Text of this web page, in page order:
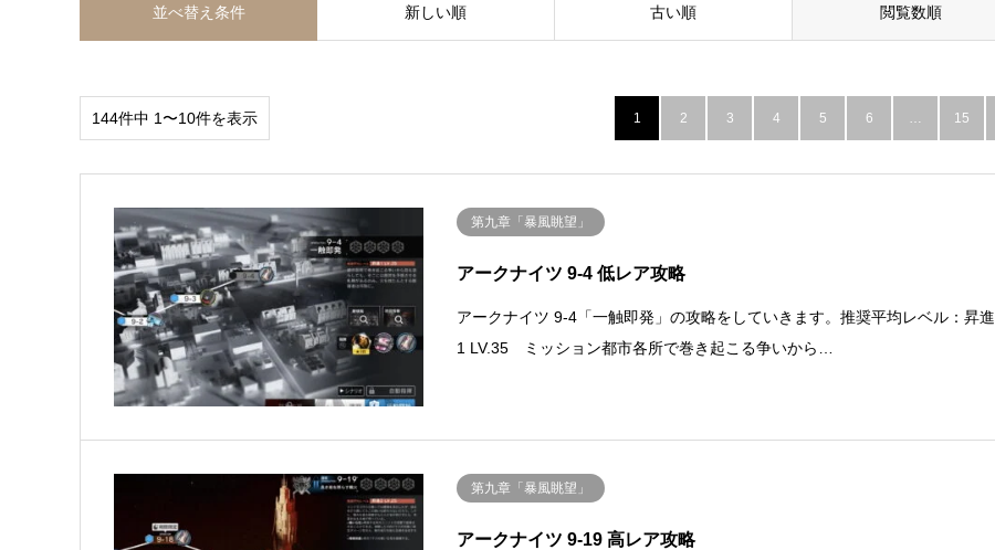
並べ替え条件 新しい順 古い順 閲覧数順
144件中 1〜10件を表示 1 2 3 4 5 6 … 15
第九章「暴風眺望」
アークナイツ 9-4 低レア攻略
アークナイツ 9-4「一触即発」の攻略をしていきます。推奨平均レベル：昇進
1 LV.35 ミッション都市各所で巻き起こる争いから…
第九章「暴風眺望」
アークナイツ 9-19 高レア攻略